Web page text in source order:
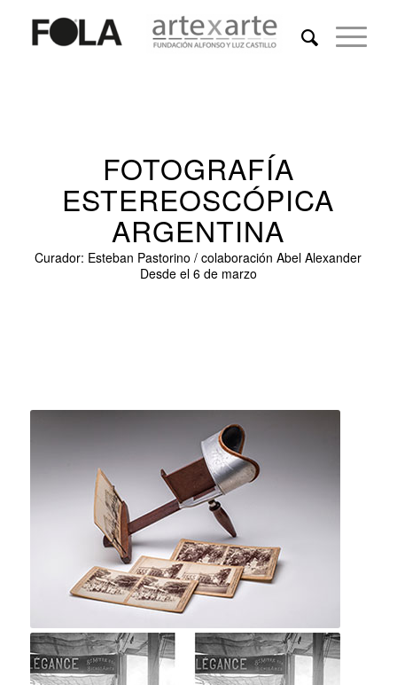
FOTOGRAFÍA
ESTEREOSCÓPICA
ARGENTINA
Curador: Esteban Pastorino / colaboración Abel Alexander
Desde el 6 de marzo